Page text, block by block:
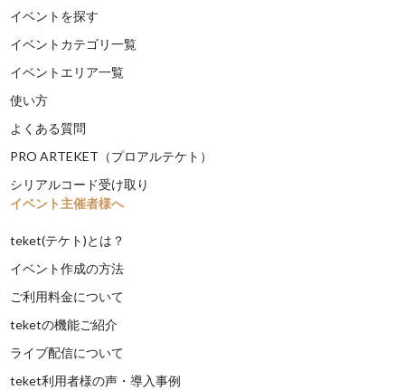
イベントを探す
イベントカテゴリ一覧
イベントエリア一覧
使い方
よくある質問
PRO ARTEKET（プロアルテケト）
シリアルコード受け取り
イベント主催者様へ
teket(テケト)とは？
イベント作成の方法
ご利用料金について
teketの機能ご紹介
ライブ配信について
teket利用者様の声・導入事例